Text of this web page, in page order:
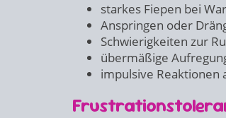
starkes Fiepen bei
Anspringen oder
Schwierigkeiten zur
übermäßige
impulsive Reaktionen